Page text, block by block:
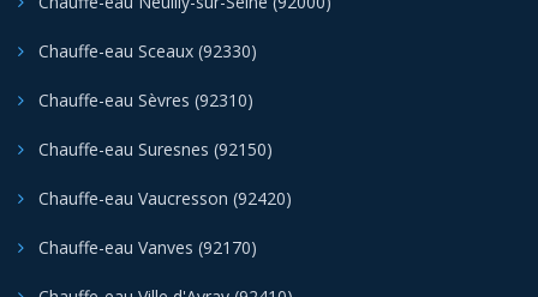
Chauffe-eau Sceaux (92330)
Chauffe-eau Sèvres (92310)
Chauffe-eau Suresnes (92150)
Chauffe-eau Vaucresson (92420)
Chauffe-eau Vanves (92170)